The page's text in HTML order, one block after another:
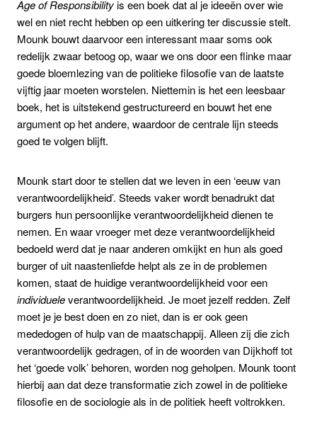
Age of Responsibilityis een boek dat al je ideeën over wie
wel en niet recht hebben op een uitkering ter discussie stelt.
Mounk bouwt daarvoor een interessant maar soms ook
redelijk zwaar betoog op, waar we ons door een flinke maar
goede bloemlezing van de politieke filosofie van de laatste
vijftig jaar moeten worstelen. Niettemin is het een leesbaar
boek, het is uitstekend gestructureerd en bouwt het ene
argument op het andere, waardoor de centrale lijn steeds
goed te volgen blijft.
Mounk start door te stellen dat we leven in een ‘eeuw van
verantwoordelijkheid’. Steeds vaker wordt benadrukt dat
burgers hun persoonlijke verantwoordelijkheid dienen te
nemen. En waar vroeger met deze verantwoordelijkheid
bedoeld werd dat je naar anderen omkijkt en hun als goed
burger of uit naastenliefde helpt als ze in de problemen
komen, staat de huidige verantwoordelijkheid voor een
individueleverantwoordelijkheid. Je moet jezelf redden. Zelf
moet je je best doen en zo niet, dan is er ook geen
mededogen of hulp van de maatschappij. Alleen zij die zich
verantwoordelijk gedragen, of in de woorden van Dijkhoff tot
het ‘goede volk’ behoren, worden nog geholpen. Mounk toont
hierbij aan dat deze transformatie zich zowel in de politieke
filosofie en de sociologie als in de politiek heeft voltrokken.